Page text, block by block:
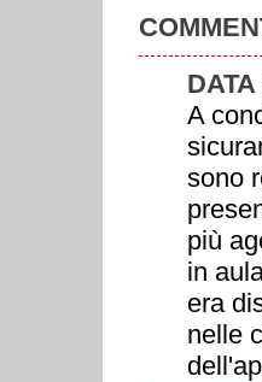
A
sono
più
in
era
nelle